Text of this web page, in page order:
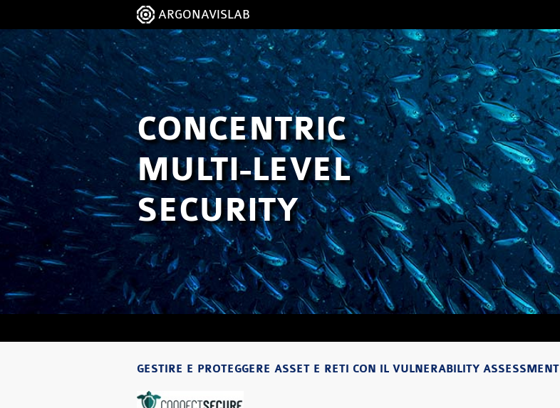
ARGONAVISLAB
CONCENTRIC
MULTI-LEVEL
SECURITY
GESTIRE E PROTEGGERE ASSET E RETI CON IL VULNERABILITY ASSESSMENT